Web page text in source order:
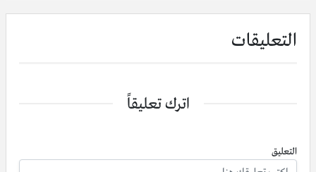
التعليقات
اترك تعليقاً
التعليق